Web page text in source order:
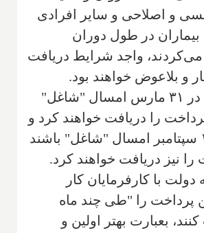
و اصلاحی و سایر افرادی
بیماران در طول دوران
واجد شرایط دریافت
و بلاعوض خواهند بود.
پرستارانی که در ۳۱ مارس امسال "شاغل"
را دریافت خواهند کرد و
آنهایی که در ۱ سپتامبر امسال "شاغل" باشند
نیز دریافت خواهند کرد.
با کارفرمایان کار
پرداخت را "طی چند ماه
کنند، بعبارت بهتر اولین و